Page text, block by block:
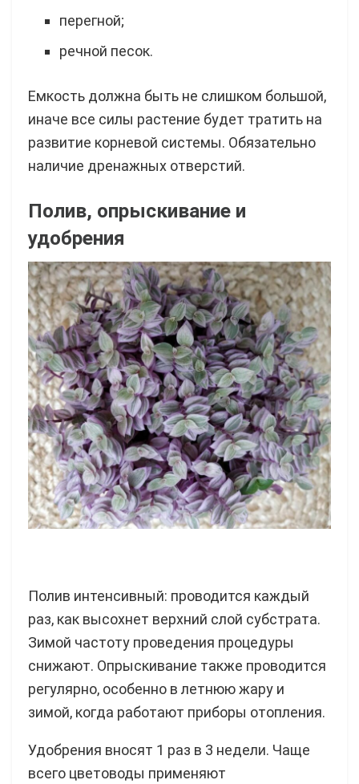
перегной;
речной песок.
Емкость должна быть не слишком большой,
иначе все силы растение будет тратить на
развитие корневой системы. Обязательно
наличие дренажных отверстий.
Полив, опрыскивание и
удобрения
Полив интенсивный: проводится каждый
раз, как высохнет верхний слой субстрата.
Зимой частоту проведения процедуры
снижают. Опрыскивание также проводится
регулярно, особенно в летнюю жару и
зимой, когда работают приборы отопления.
Удобрения вносят 1 раз в 3 недели. Чаще
всего цветоводы применяют